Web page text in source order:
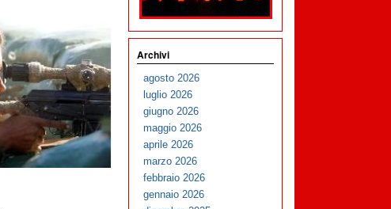
Archivi
agosto 2026
luglio 2026
giugno 2026
maggio 2026
aprile 2026
marzo 2026
febbraio 2026
gennaio 2026